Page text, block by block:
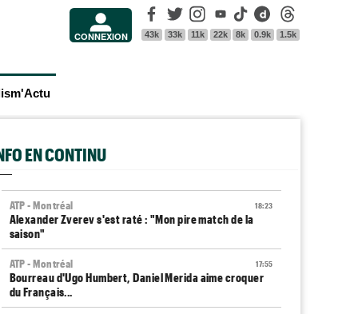
CONNEXION
Facebook
43k
Twitter
33k
Instagram
11k
Youtube
22k
Tik Tok
8k
Dailymotion
0.9k 1.5k
EN CONTINU
18:23
ATP - Montréal
Alexander Zverev s'est raté : "Mon pire match de la
saison"
17:55
ATP - Montréal
Bourreau d'Ugo Humbert, Daniel Merida aime croquer
du Français...